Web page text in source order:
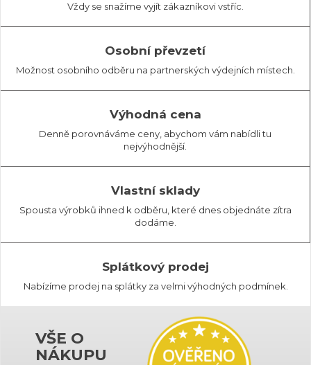
Vždy se snažíme vyjít zákazníkovi vstříc.
Osobní převzetí
Možnost osobního odběru na partnerských výdejních místech.
Výhodná cena
Denně porovnáváme ceny, abychom vám nabídli tu
nejvýhodnější.
Vlastní sklady
Spousta výrobků ihned k odběru, které dnes objednáte zítra
dodáme.
Splátkový prodej
Nabízíme prodej na splátky za velmi výhodných podmínek.
VŠE O
NÁKUPU